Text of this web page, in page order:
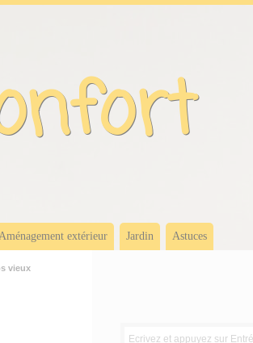
extérieur Jardin Astuces
vieux